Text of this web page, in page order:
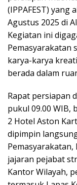
(IPPAFEST) yang
Agustus 2025 di
Kegiatan ini
Pemasyarakatan
karya-karya
berada dalam
Rapat persiapan
pukul 09.00 WIB,
2 Hotel Aston
dipimpin
jajaran pejabat
Kantor Wilayah,